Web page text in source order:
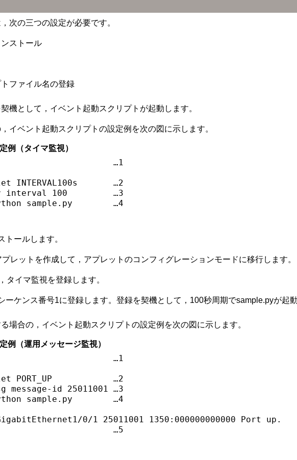
次の三つの設定が必要です。
ストール
ファイル名の登録
機として，イベント起動スクリプトが起動します。
イベント起動スクリプトの設定例を次の図に示します。
例（タイマ監視）
…1
INTERVAL100s       …2
interval 100         …3
sample.py        …4
ールします。
レットを作成して，アプレットのコンフィグレーションモードに移行します。
タイマ監視を登録します。
ケンス番号1に登録します。登録を契機として，100秒周期でsample.pyが起動
場合の，イベント起動スクリプトの設定例を次の図に示します。
（運用メッセージ監視）
…1
PORT_UP            …2
id 25011001 …3
sample.py        …4
0/1 25011001 1350:000000000000 Port up.
…5